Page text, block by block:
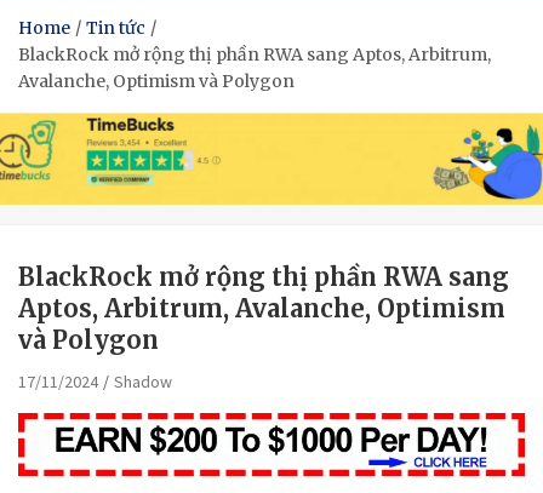
Home
Tin tức
BlackRock mở rộng thị phần RWA sang Aptos, Arbitrum,
Avalanche, Optimism và Polygon
BlackRock mở rộng thị phần RWA sang
Aptos, Arbitrum, Avalanche, Optimism
và Polygon
17/11/2024 Shadow